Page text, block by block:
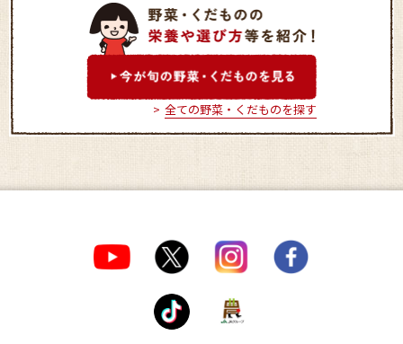
きくちのまんま菊陽店 大津とれたて市場
全ての野菜・くだものを探す